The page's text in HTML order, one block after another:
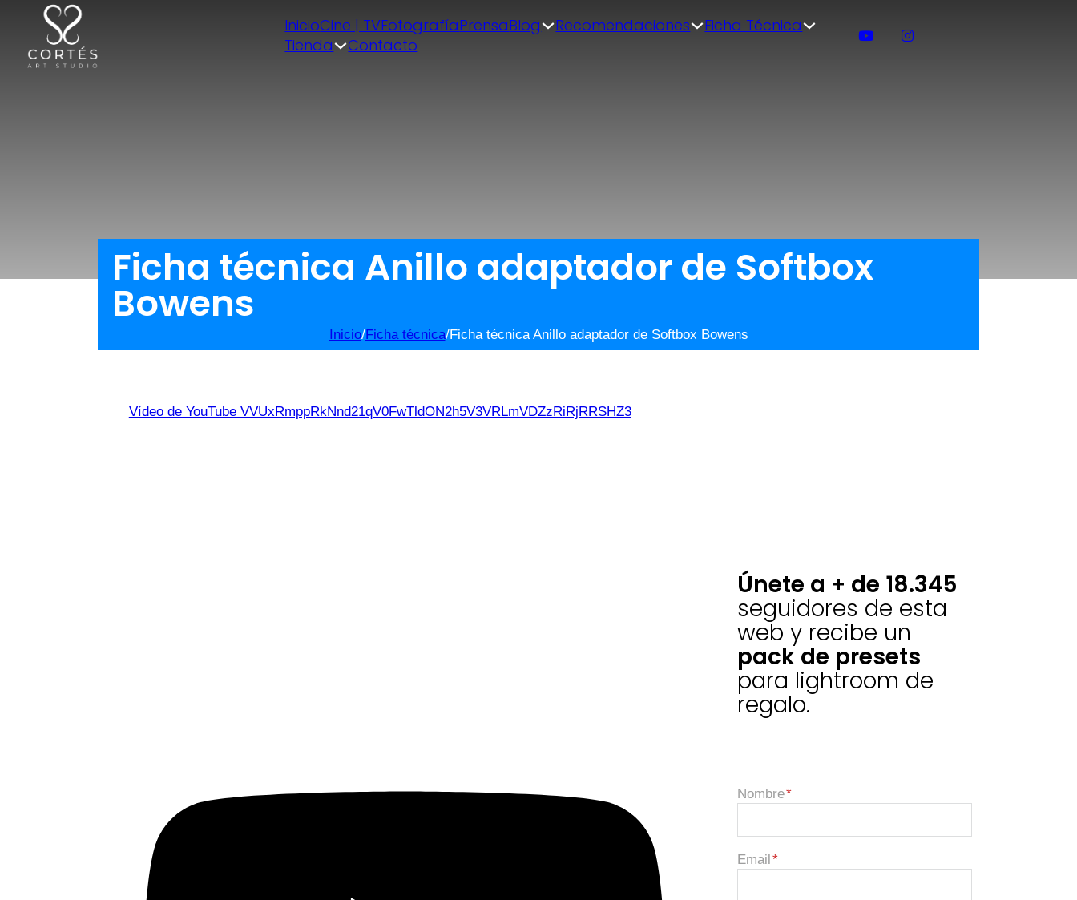
InicioCine | TVFotografíaPrensaBlog Recomendaciones
Ficha Técnica
Tienda
Contacto
Ficha técnica Anillo adaptador de Softbox
Bowens
Inicio/Ficha técnica/Ficha técnica Anillo adaptador de Softbox Bowens
Vídeo de YouTube VVUxRmppRkNnd21qV0FwTldON2h5V3VRLmVDZzRiRjRRSHZ3
Únete a + de 18.345
seguidores de esta
web y recibe un
pack de presets
para lightroom de
regalo.
Nombre
Email